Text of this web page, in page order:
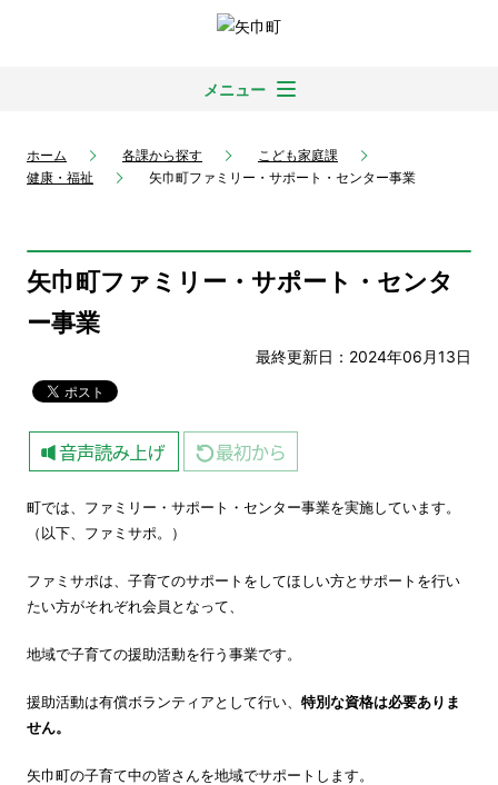
メニュー
ホーム 各課から探す
こども家庭課
健康・福祉
矢巾町ファミリー・サポート・センター事業
矢巾町ファミリー・サポート・センタ
ー事業
最終更新日：2024年06月13日
町では、ファミリー・サポート・センター事業を実施しています。
（以下、ファミサポ。）
ファミサポは、子育てのサポートをしてほしい方とサポートを行い
たい方がそれぞれ会員となって、
地域で子育ての援助活動を行う事業です。
援助活動は有償ボランティアとして行い、 特別な資格は必要ありま
せん。
矢巾町の子育て中の皆さんを地域でサポートします。